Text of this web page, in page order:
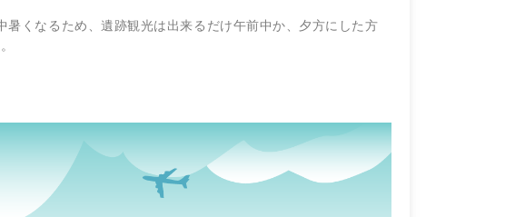
くなるため、遺跡観光は出来るだけ午前中か、夕方にした方